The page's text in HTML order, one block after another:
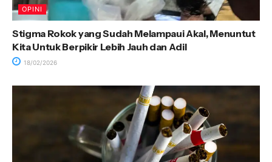
OPINI
Stigma Rokok yang Sudah Melampaui Akal, Menuntut
Kita Untuk Berpikir Lebih Jauh dan Adil
18/02/2026